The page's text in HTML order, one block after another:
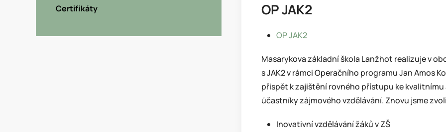
Certifikáty
OP JAK2
OP JAK2
Masarykova základní škola Lanžhot realizuje v
s JAK2 v rámci Operačního programu Jan Amos
přispět k zajištění rovného přístupu ke
účastníky zájmového vzdělávání. Znovu jsme
Inovativní vzdělávání žáků v ZŠ